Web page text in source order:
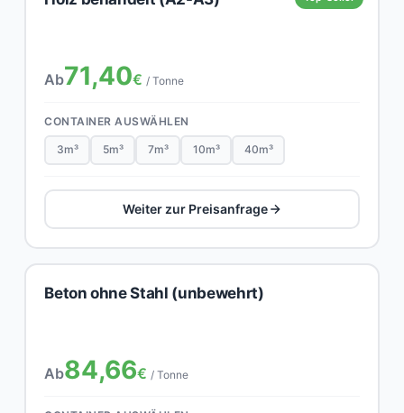
Ab71,40€ / Tonne
CONTAINER AUSWÄHLEN
3m³ 5m³ 7m³ 10m³ 40m³
Weiter zur Preisanfrage
Beton ohne Stahl (unbewehrt)
Ab84,66€ / Tonne